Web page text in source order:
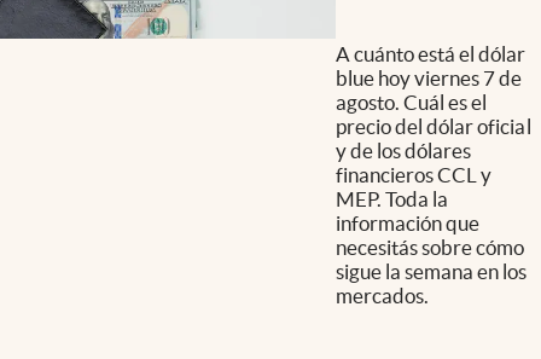
A cuánto está el dólar
blue hoy viernes 7 de
agosto. Cuál es el
precio del dólar oficial
y de los dólares
financieros CCL y
MEP. Toda la
información que
necesitás sobre cómo
sigue la semana en los
mercados.